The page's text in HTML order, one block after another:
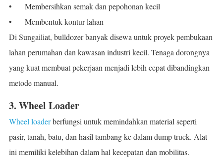
•
Membersihkan semak dan pepohonan kecil
•
Membentuk kontur lahan
Di Sungailiat, bulldozer banyak disewa untuk proyek pembukaan
lahan perumahan dan kawasan industri kecil. Tenaga dorongnya
yang kuat membuat pekerjaan menjadi lebih cepat dibandingkan
metode manual.
3. Wheel Loader
Wheel loaderberfungsi untuk memindahkan material seperti
pasir, tanah, batu, dan hasil tambang ke dalam dump truck. Alat
ini memiliki kelebihan dalam hal kecepatan dan mobilitas.